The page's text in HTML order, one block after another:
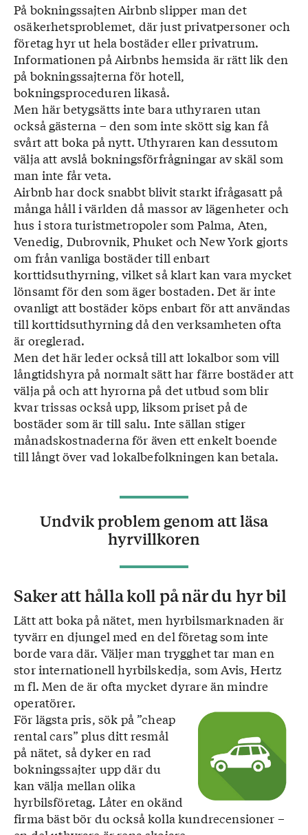
På bokningssajten Airbnb slipper man det
osäkerhetsproblemet, där just privatpersoner och
företag hyr ut hela bostäder eller privatrum.
Informationen på Airbnbs hemsida är rätt lik den
på bokningssajterna för hotell,
bokningsproceduren likaså.
Men här betygsätts inte bara uthyraren utan
också gästerna – den som inte skött sig kan få
svårt att boka på nytt. Uthyraren kan dessutom
välja att avslå bokningsförfrågningar av skäl som
man inte får veta.
Airbnb har dock snabbt blivit starkt ifrågasatt på
många håll i världen då massor av lägenheter och
hus i stora turistmetropoler som Palma, Aten,
Venedig, Dubrovnik, Phuket och New York gjorts
om från vanliga bostäder till enbart
korttidsuthyrning, vilket så klart kan vara mycket
lönsamt för den som äger bostaden. Det är inte
ovanligt att bostäder köps enbart för att användas
till korttidsuthyrning då den verksamheten ofta
är oreglerad.
Men det här leder också till att lokalbor som vill
långtidshyra på normalt sätt har färre bostäder att
välja på och att hyrorna på det utbud som blir
kvar trissas också upp, liksom priset på de
bostäder som är till salu. Inte sällan stiger
månadskostnaderna för även ett enkelt boende
till långt över vad lokalbefolkningen kan betala.
Undvik problem genom att läsa
hyrvillkoren
Saker att hålla koll på när du hyr bil
Lätt att boka på nätet, men hyrbilsmarknaden är
tyvärr en djungel med en del företag som inte
borde vara där. Väljer man trygghet tar man en
stor internationell hyrbilskedja, som Avis, Hertz
m fl. Men de är ofta mycket dyrare än mindre
operatörer.
För lägsta pris, sök på ”cheap
rental cars” plus ditt resmål
på nätet, så dyker en rad
bokningssajter upp där du
kan välja mellan olika
hyrbilsföretag. Låter en okänd
firma bäst bör du också kolla kundrecensioner –